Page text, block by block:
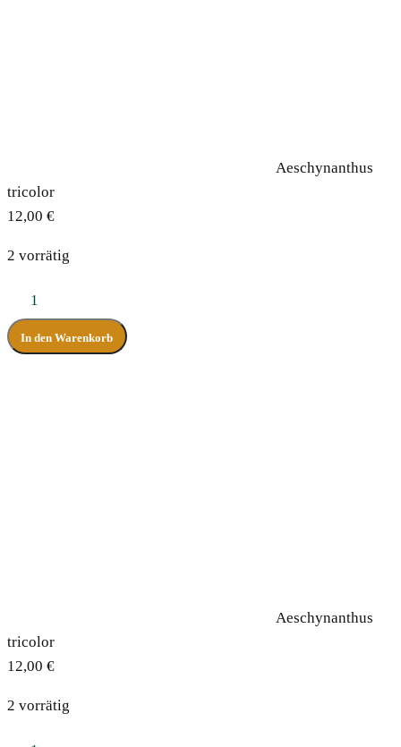
Aeschynanthus
tricolor
12,00 €
2 vorrätig
Aeschynanthus
tricolor
Menge
In den Warenkorb
Aeschynanthus
tricolor
12,00 €
2 vorrätig